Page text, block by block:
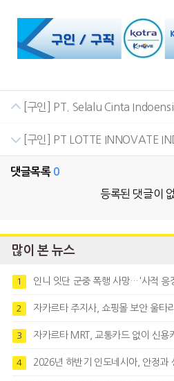
[구인] PT. Selalu Cinta
[구인] PT LOTTE INNOVATE
댓글목록 0
등록된 댓글이
많이 본 뉴스
1 인니 잇단 군중 폭행 사망…'사적 응
2 자카르타 주지사, 쇼핑몰 보안 울
3 자카르타 MRT, 교통카드 없이 신용
4 2026년 하반기 인도네시아, 안정과